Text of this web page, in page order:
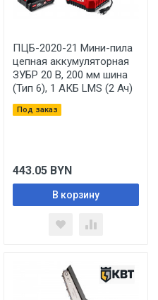
ПЦБ-2020-21 Мини-пила
цепная аккумуляторная
ЗУБР 20 В, 200 мм шина
(Тип 6), 1 АКБ LMS (2 Ач)
Под заказ
443.05 BYN
В корзину